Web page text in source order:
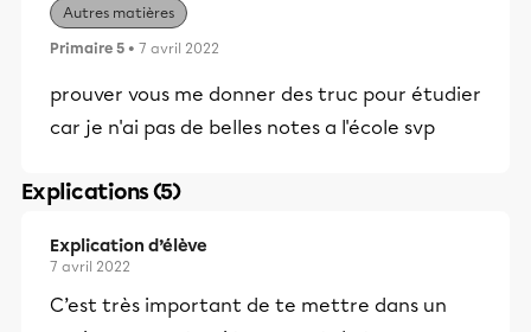
Autres matières
Primaire 5 • 7 avril 2022
prouver vous me donner des truc pour étudier
car je n'ai pas de belles notes a l'école svp
Explications (5)
Explication d’élève
7 avril 2022
C’est très important de te mettre dans un